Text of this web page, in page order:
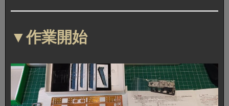
▼作業開始